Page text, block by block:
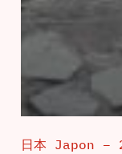
日本 Japon –